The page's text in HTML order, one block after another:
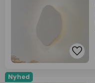
Nyhed